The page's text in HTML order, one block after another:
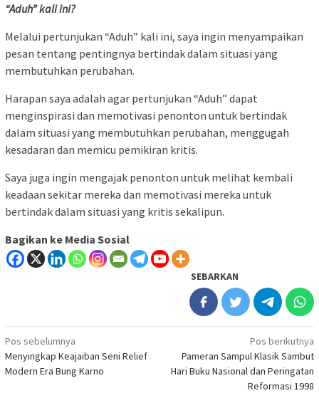
“Aduh” kali ini?
Melalui pertunjukan “Aduh” kali ini, saya ingin menyampaikan
pesan tentang pentingnya bertindak dalam situasi yang
membutuhkan perubahan.
Harapan saya adalah agar pertunjukan “Aduh” dapat
menginspirasi dan memotivasi penonton untuk bertindak
dalam situasi yang membutuhkan perubahan, menggugah
kesadaran dan memicu pemikiran kritis.
Saya juga ingin mengajak penonton untuk melihat kembali
keadaan sekitar mereka dan memotivasi mereka untuk
bertindak dalam situasi yang kritis sekalipun.
Bagikan ke Media Sosial
SEBARKAN
Navigasi
pos
Pos sebelumnya
Menyingkap Keajaiban Seni Relief
Modern Era Bung Karno
Pos berikutnya
Pameran Sampul Klasik Sambut
Hari Buku Nasional dan Peringatan
Reformasi 1998